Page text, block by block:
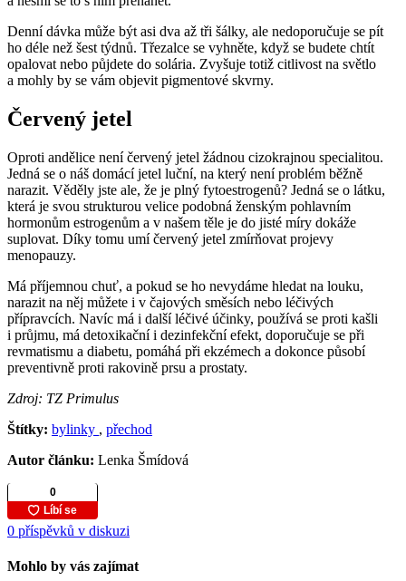
Denní dávka může být asi dva až tři šálky, ale nedoporučuje se pít
ho déle než šest týdnů. Třezalce se vyhněte, když se budete chtít
opalovat nebo půjdete do solária. Zvyšuje totiž citlivost na světlo
a mohly by se vám objevit pigmentové skvrny.
Červený jetel
Oproti andělice není červený jetel žádnou cizokrajnou specialitou.
Jedná se o náš domácí jetel luční, na který není problém běžně
narazit. Věděly jste ale, že je plný fytoestrogenů? Jedná se o látku,
která je svou strukturou velice podobná ženským pohlavním
hormonům estrogenům a v našem těle je do jisté míry dokáže
suplovat. Díky tomu umí červený jetel zmírňovat projevy
menopauzy.
Má příjemnou chuť, a pokud se ho nevydáme hledat na louku,
narazit na něj můžete i v čajových směsích nebo léčivých
přípravcích. Navíc má i další léčivé účinky, používá se proti kašli
i průjmu, má detoxikační i dezinfekční efekt, doporučuje se při
revmatismu a diabetu, pomáhá při ekzémech a dokonce působí
preventivně proti rakovině prsu a prostaty.
Zdroj: TZ Primulus
Štítky: bylinky , přechod
Autor článku: Lenka Šmídová
0 příspěvků v diskuzi
Mohlo by vás zajímat